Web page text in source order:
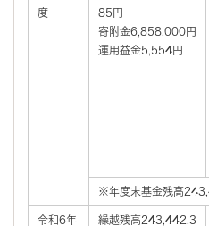
度
85円
寄附金6,858,000円
運用益金5,554円
※年度末基金残高
令和6年
繰越残高243,442,3